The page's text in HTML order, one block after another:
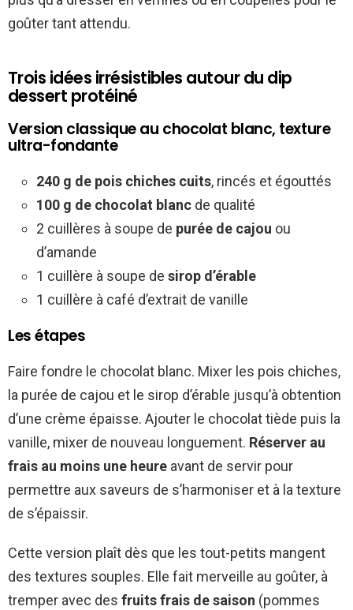
goûter tant attendu.
Trois idées irrésistibles autour du dip
dessert protéiné
Version classique au chocolat blanc, texture
ultra-fondante
240 g de pois chiches cuits, rincés et égouttés
100 g de chocolat blanc de qualité
2 cuillères à soupe de purée de cajou ou
d’amande
1 cuillère à soupe de sirop d’érable
1 cuillère à café d’extrait de vanille
Les étapes
Faire fondre le chocolat blanc. Mixer les pois chiches,
la purée de cajou et le sirop d’érable jusqu’à obtention
d’une crème épaisse. Ajouter le chocolat tiède puis la
vanille, mixer de nouveau longuement. Réserver au
frais au moins une heure avant de servir pour
permettre aux saveurs de s’harmoniser et à la texture
de s’épaissir.
Cette version plaît dès que les tout-petits mangent
des textures souples. Elle fait merveille au goûter, à
tremper avec des fruits frais de saison (pommes